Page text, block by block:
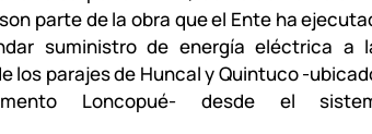
parte de la obra que el Ente ha
suministro de energía eléctrica a
los parajes de Huncal y Quintuco -
Loncopué- desde el